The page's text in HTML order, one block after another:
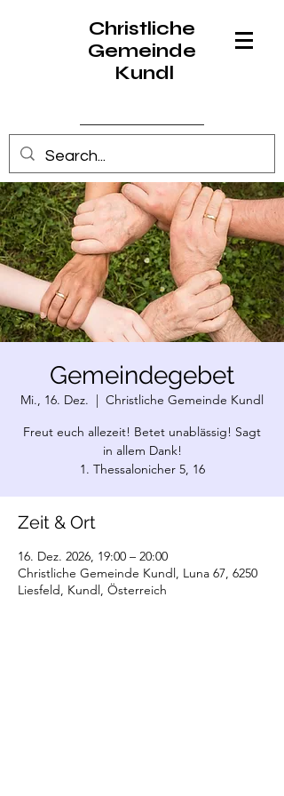
Christliche
Gemeinde
Kundl
Anmelden
Gemeindegebet
Mi., 16. Dez.
  |
Christliche Gemeinde Kundl
Freut euch allezeit! Betet unablässig! Sagt
in allem Dank!
1. Thessalonicher 5, 16
Zeit & Ort
16. Dez. 2026, 19:00 – 20:00
Christliche Gemeinde Kundl, Luna 67, 6250
Liesfeld, Kundl, Österreich